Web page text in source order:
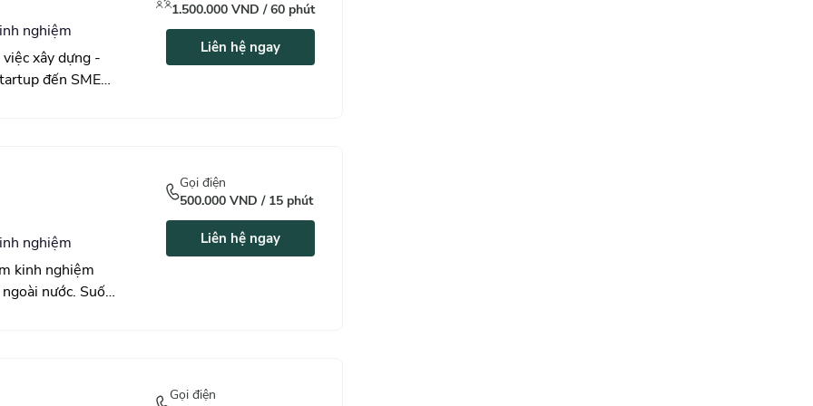
nghiệm
xây dựng -
đến SME
thành
mình và mang
nghiệp. Có
ty như
1.500.000 VND /60 phút
Liên hệ ngay
nghiệm
kinh nghiệm
nước. Suốt
cái nhìn tổng thể
Gọi điện
500.000 VND / 15 phút
Liên hệ ngay
Gọi điện